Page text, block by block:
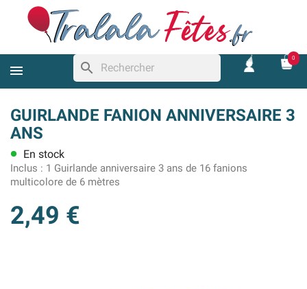
search
0
GUIRLANDE FANION ANNIVERSAIRE 3
ANS
lens En stock
Inclus : 1 Guirlande anniversaire 3 ans de 16 fanions
multicolore de 6 mètres
2,49 €